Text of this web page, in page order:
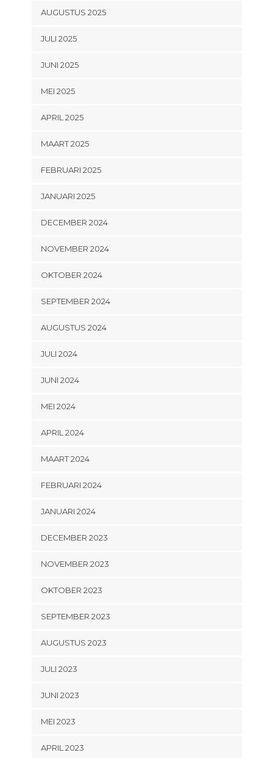
AUGUSTUS 2025
JULI 2025
JUNI 2025
MEI 2025
APRIL 2025
MAART 2025
FEBRUARI 2025
JANUARI 2025
DECEMBER 2024
NOVEMBER 2024
OKTOBER 2024
SEPTEMBER 2024
AUGUSTUS 2024
JULI 2024
JUNI 2024
MEI 2024
APRIL 2024
MAART 2024
FEBRUARI 2024
JANUARI 2024
DECEMBER 2023
NOVEMBER 2023
OKTOBER 2023
SEPTEMBER 2023
AUGUSTUS 2023
JULI 2023
JUNI 2023
MEI 2023
APRIL 2023